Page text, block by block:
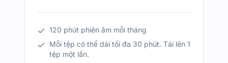
120 phút phiên âm mỗi tháng
Mỗi tệp có thể dài tối đa 30 phút. Tải lên 1
tệp một lần.